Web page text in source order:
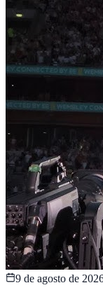
9 de agosto de